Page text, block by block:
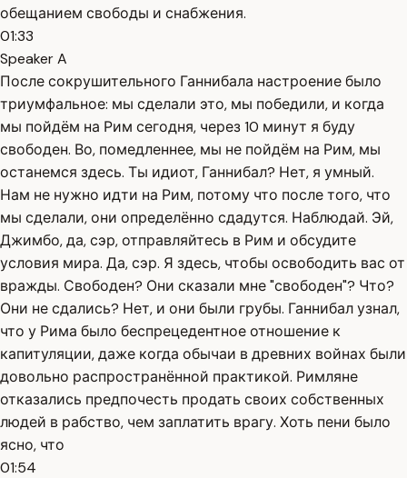
обещанием свободы и снабжения.
01:33
Speaker A
После сокрушительного Ганнибала настроение было
триумфальное: мы сделали это, мы победили, и когда
мы пойдём на Рим сегодня, через 10 минут я буду
свободен. Во, помедленнее, мы не пойдём на Рим, мы
останемся здесь. Ты идиот, Ганнибал? Нет, я умный.
Нам не нужно идти на Рим, потому что после того, что
мы сделали, они определённо сдадутся. Наблюдай. Эй,
Джимбо, да, сэр, отправляйтесь в Рим и обсудите
условия мира. Да, сэр. Я здесь, чтобы освободить вас от
вражды. Свободен? Они сказали мне "свободен"? Что?
Они не сдались? Нет, и они были грубы. Ганнибал узнал,
что у Рима было беспрецедентное отношение к
капитуляции, даже когда обычаи в древних войнах были
довольно распространённой практикой. Римляне
отказались предпочесть продать своих собственных
людей в рабство, чем заплатить врагу. Хоть пени было
ясно, что
01:54